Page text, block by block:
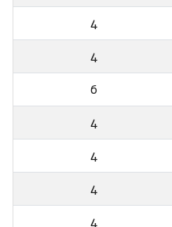
4
4
6
4
4
4
4